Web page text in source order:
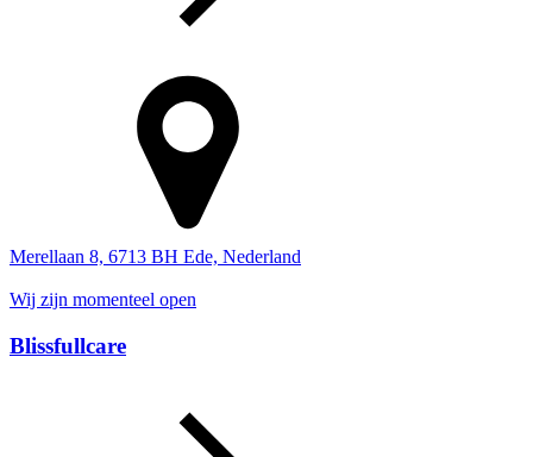
Merellaan 8, 6713 BH Ede, Nederland
Wij zijn momenteel open
Blissfullcare